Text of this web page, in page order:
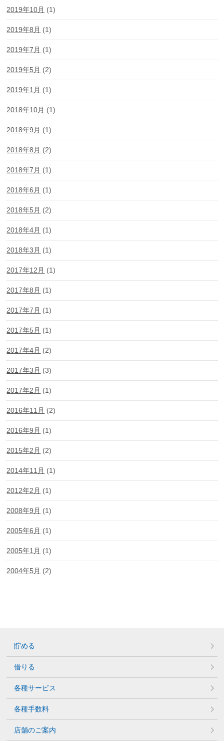
2019年10月 (1)
2019年8月 (1)
2019年7月 (1)
2019年5月 (2)
2019年1月 (1)
2018年10月 (1)
2018年9月 (1)
2018年8月 (2)
2018年7月 (1)
2018年6月 (1)
2018年5月 (2)
2018年4月 (1)
2018年3月 (1)
2017年12月 (1)
2017年8月 (1)
2017年7月 (1)
2017年5月 (1)
2017年4月 (2)
2017年3月 (3)
2017年2月 (1)
2016年11月 (2)
2016年9月 (1)
2015年2月 (2)
2014年11月 (1)
2012年2月 (1)
2008年9月 (1)
2005年6月 (1)
2005年1月 (1)
2004年5月 (2)
貯める
借りる
各種サービス
各種手数料
店舗のご案内